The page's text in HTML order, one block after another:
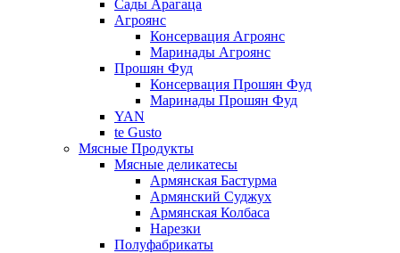
Сады Арагаца
Агроянс
Консервация Агроянс
Маринады Агроянс
Прошян Фуд
Консервация Прошян Фуд
Маринады Прошян Фуд
YAN
te Gusto
Мясные Продукты
Мясные деликатесы
Армянская Бастурма
Армянский Суджух
Армянская Колбаса
Нарезки
Полуфабрикаты